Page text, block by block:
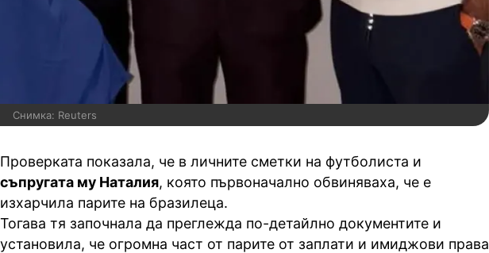
Снимка: Reuters
Проверката показала, че в личните сметки на футболиста и
съпругата му Наталия, която първоначално обвиняваха, че е
изхарчила парите на бразилеца.
Тогава тя започнала да преглежда по-детайлно документите и
установила, че огромна част от парите от заплати и имиджови права